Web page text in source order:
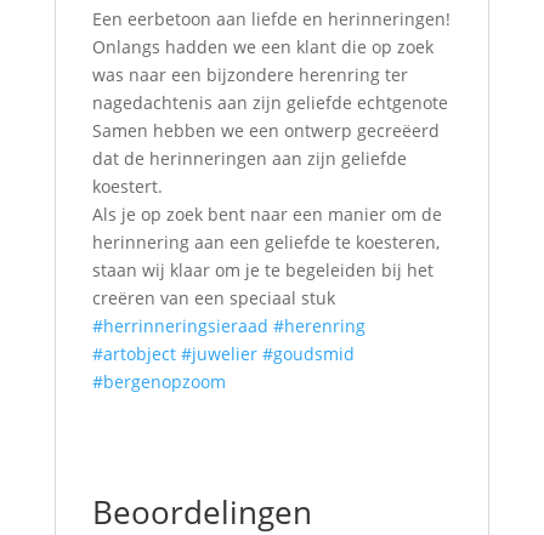
Een eerbetoon aan liefde en herinneringen!
Onlangs hadden we een klant die op zoek
was naar een bijzondere herenring ter
nagedachtenis aan zijn geliefde echtgenote
Samen hebben we een ontwerp gecreëerd
dat de herinneringen aan zijn geliefde
koestert.
Als je op zoek bent naar een manier om de
herinnering aan een geliefde te koesteren,
staan wij klaar om je te begeleiden bij het
creëren van een speciaal stuk
#herrinneringsieraad #herenring
#artobject #juwelier #goudsmid
#bergenopzoom
Beoordelingen